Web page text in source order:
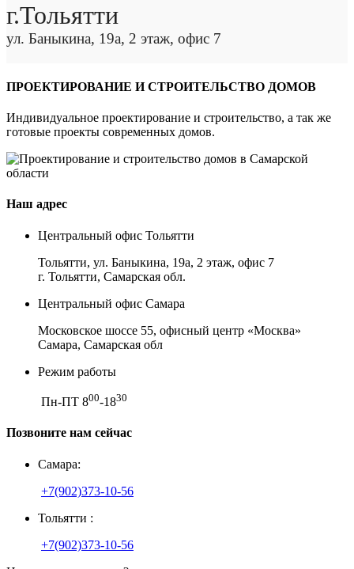
г.Тольятти
ул. Баныкина, 19а, 2 этаж, офис 7
ПРОЕКТИРОВАНИЕ И СТРОИТЕЛЬСТВО ДОМОВ
Индивидуальное проектирование и строительство, а так же
готовые проекты современных домов.
Наш адрес
Центральный офис Тольятти
Тольятти, ул. Баныкина, 19а, 2 этаж, офис 7
г. Тольятти, Самарская обл.
Центральный офис Самара
Московское шоссе 55, офисный центр «Москва»
Самара, Самарская обл
Режим работы
Пн-ПТ 800-1830
Позвоните нам сейчас
Самара:
+7(902)373-10-56
Тольятти :
+7(902)373-10-56